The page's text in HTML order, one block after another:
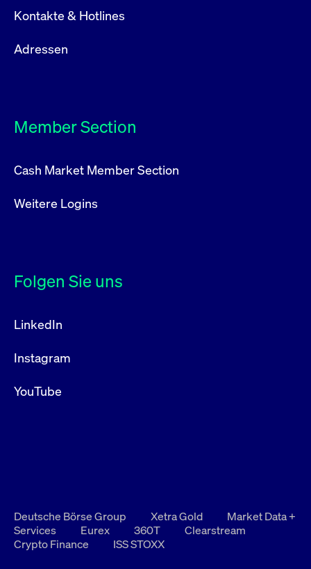
Kontakte & Hotlines
Adressen
Member Section
Cash Market Member Section
Weitere Logins
Folgen Sie uns
LinkedIn
Instagram
YouTube
Deutsche Börse Group Xetra Gold
Market Data +
Services
Eurex 360T
Clearstream
Crypto Finance
ISS STOXX